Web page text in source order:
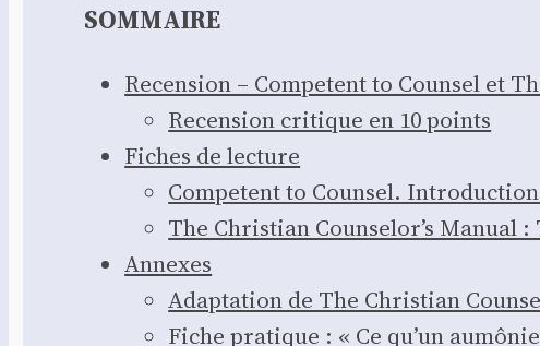
SOMMAIRE
Recen­sion – Com­petent to Coun­sel et
Recen­sion cri­tique en 10 points
Fiches de lec­ture
Com­petent to Coun­sel.
The Chris­tian Coun­se­lor’s Manual
Annexes
Adap­ta­tion de The Chris­tian
Fiche pra­tique : « Ce qu’un